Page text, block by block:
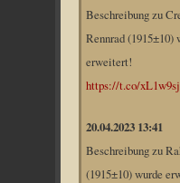
Beschreibung zu
Rennrad (1915±10)
erweitert!
https://t.co/
20.04.2023 13:41
Beschreibung zu
(1915±10) wurde